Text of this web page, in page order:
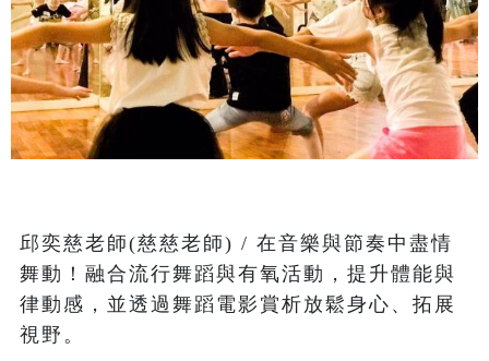
邱奕慈老師(慈慈老師) / 在音樂與節奏中盡情
舞動！融合流行舞蹈與有氧活動，提升體能與
律動感，並透過舞蹈電影賞析放鬆身心、拓展
視野。